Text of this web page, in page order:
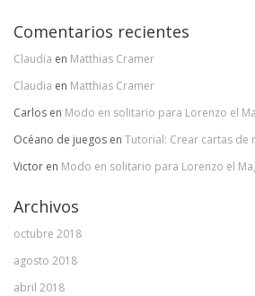
Comentarios recientes
Claudia en Matthias Cramer
Claudia en Matthias Cramer
Carlos en Modo en solitario para Lorenzo el
Océano de juegos en Tutorial: Crear cartas de
Victor en Modo en solitario para Lorenzo el
Archivos
octubre 2018
agosto 2018
abril 2018